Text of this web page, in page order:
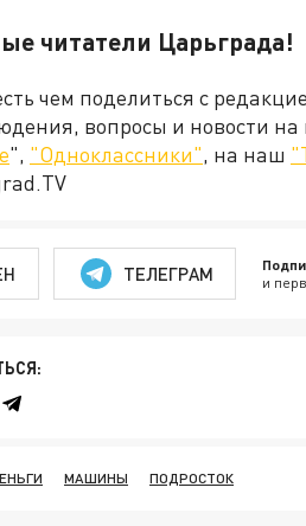
читатели Царьграда!
чем поделиться с
вопросы и новости
", "Одноклассники", на наш
ТЕЛЕГРАМ и
МАШИНЫ ПОДРОСТОК